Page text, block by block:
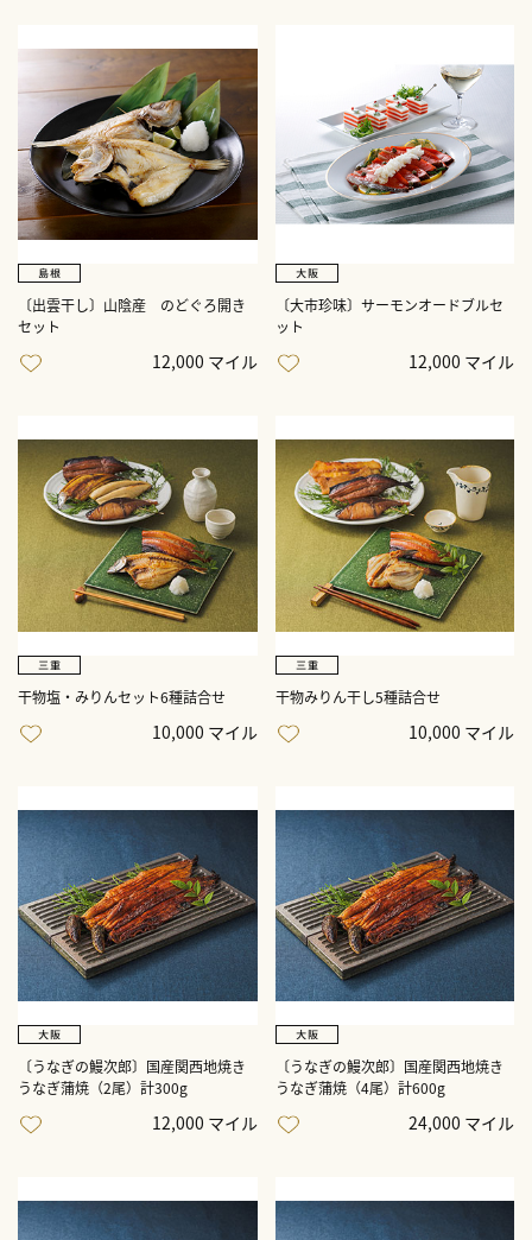
〔出雲干し〕山陰産 のどぐろ開き
セット
12,000 マイル
〔大市珍味〕サーモンオードブルセ
ット
12,000 マイル
干物塩・みりんセット6種詰合せ
10,000 マイル
干物みりん干し5種詰合せ
10,000 マイル
〔うなぎの鰻次郎〕国産関西地焼き
うなぎ蒲焼（2尾）計300g
12,000 マイル
〔うなぎの鰻次郎〕国産関西地焼き
うなぎ蒲焼（4尾）計600g
24,000 マイル